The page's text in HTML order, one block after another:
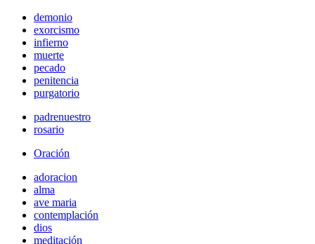
demonio
exorcismo
infierno
muerte
pecado
penitencia
purgatorio
padrenuestro
rosario
Oración
adoracion
alma
ave maria
contemplación
dios
meditación